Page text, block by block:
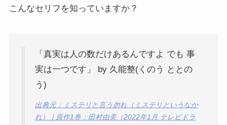
こんなセリフを知っていますか？
「真実は人の数だけあるんですよ でも 事
実は一つです」 by 久能整(くのう ととの
う)
出典元：ミステリと言う勿れ（ミステリというなか
れ）｜原作1巻：田村由美（2022年1月 テレビドラ